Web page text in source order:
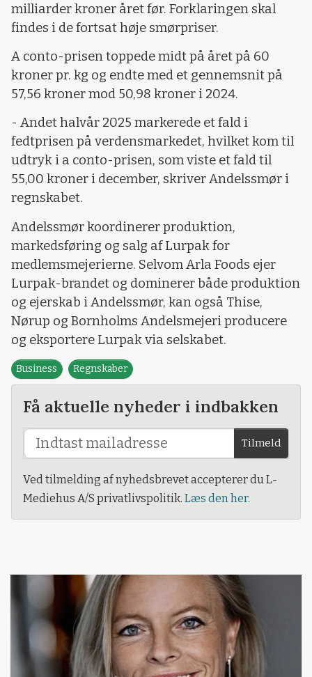
milliarder kroner året før. Forklaringen skal
findes i de fortsat høje smørpriser.
A conto-prisen toppede midt på året på 60
kroner pr. kg og endte med et gennemsnit på
57,56 kroner mod 50,98 kroner i 2024.
- Andet halvår 2025 markerede et fald i
fedtprisen på verdensmarkedet, hvilket kom til
udtryk i a conto-prisen, som viste et fald til
55,00 kroner i december, skriver Andelssmør i
regnskabet.
Andelssmør koordinerer produktion,
markedsføring og salg af Lurpak for
medlemsmejerierne. Selvom Arla Foods ejer
Lurpak-brandet og dominerer både produktion
og ejerskab i Andelssmør, kan også Thise,
Nørup og Bornholms Andelsmejeri producere
og eksportere Lurpak via selskabet.
Business Regnskaber
Få aktuelle nyheder i indbakken
Tilmeld
Ved tilmelding af nyhedsbrevet accepterer du L-
Mediehus A/S privatlivspolitik. Læs den her.